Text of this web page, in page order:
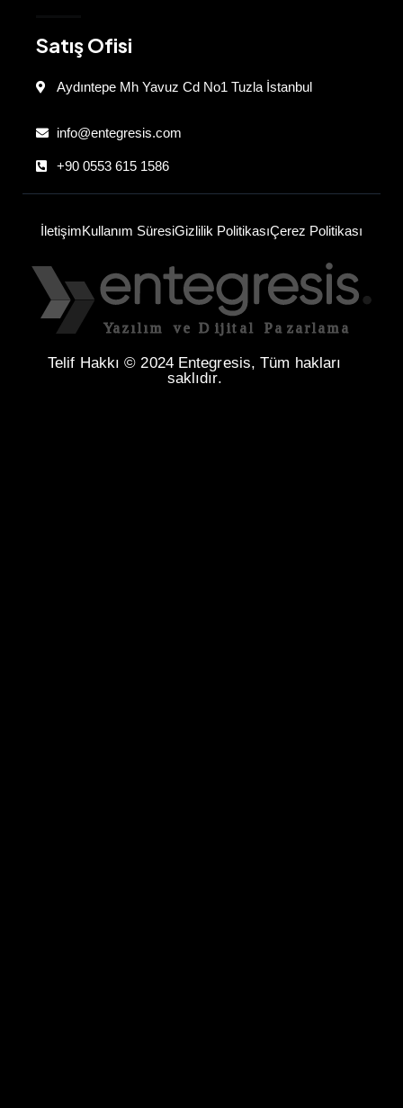
Satış Ofisi
Aydıntepe Mh Yavuz Cd No1 Tuzla İstanbul
info@entegresis.com
+90 0553 615 1586
İletişimKullanım SüresiGizlilik PolitikasıÇerez Politikası
Telif Hakkı © 2024 Entegresis, Tüm hakları
saklıdır.